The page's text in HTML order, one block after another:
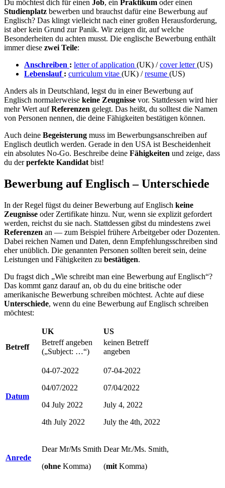
Du möchtest dich für einen Job, ein Praktikum oder einen
Studienplatz bewerben und brauchst dafür eine Bewerbung auf
Englisch? Das klingt vielleicht nach einer großen Herausforderung,
ist aber kein Grund zur Panik. Wir zeigen dir, auf welche
Besonderheiten du achten musst. Die englische Bewerbung enthält
immer diese zwei Teile:
Anschreiben : letter of application (UK) /cover letter(US)
Lebenslauf : curriculum vitae (UK) /resume (US)
Anders als in Deutschland, legst du in einer Bewerbung auf
Englisch normalerweise keine Zeugnisse vor. Stattdessen wird hier
mehr Wert aufReferenzen gelegt. Das heißt, du solltest die Namen
von Personen nennen, die deine Fähigkeiten bestätigen können.
Auch deine Begeisterung muss im Bewerbungsanschreiben auf
Englisch deutlich werden. Gerade in den USA ist Bescheidenheit
ein absolutes No-Go. Beschreibe deine Fähigkeiten und zeige, dass
du derperfekte Kandidat bist!
Bewerbung auf Englisch – Unterschiede
In der Regel fügst du deiner Bewerbung auf Englisch keine
Zeugnisse oder Zertifikate hinzu. Nur, wenn sie explizit gefordert
werden, reichst du sie nach. Stattdessen gibst du mindestens zwei
Referenzen an — zum Beispiel frühere Arbeitgeber oder Dozenten.
Dabei reichen Namen und Daten, denn Empfehlungsschreiben sind
eher unüblich. Die genannten Personen sollten bereit sein, deine
Leistungen und Fähigkeiten zu bestätigen.
Du fragst dich „Wie schreibt man eine Bewerbung auf Englisch“?
Das kommt ganz darauf an, ob du du eine britische oder
amerikanische Bewerbung schreiben möchtest. Achte auf diese
Unterschiede, wenn du eine Bewerbung auf Englisch schreiben
möchtest:
UK
US
Betreff
Betreff angeben
(„Subject: …“)
keinen Betreff
angeben
Datum
04-07-2022
04/07/2022
04 July 2022
4th July 2022
07-04-2022
07/04/2022
July 4, 2022
July the 4th, 2022
Anrede
Dear Mr/Ms Smith
(ohne Komma)
Dear Mr./Ms. Smith,
(mit Komma)